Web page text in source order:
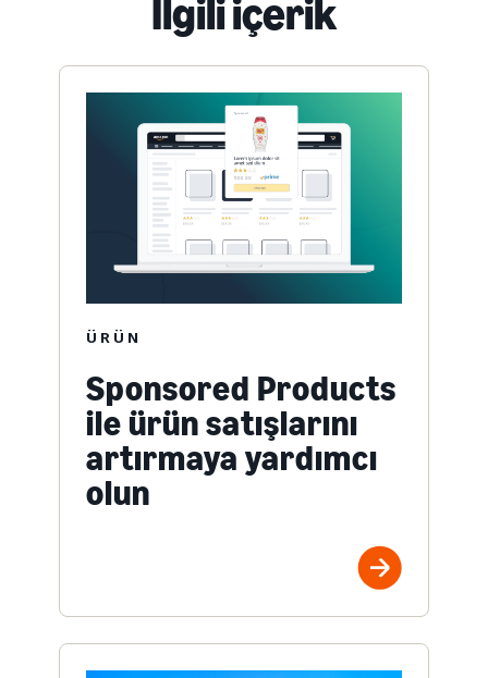
İlgili içerik
ÜRÜN
Sponsored Products
ile ürün satışlarını
artırmaya yardımcı
olun